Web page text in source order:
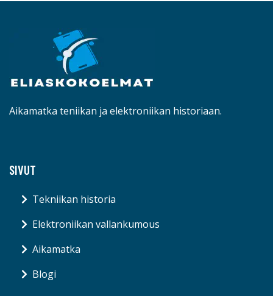
Aikamatka teniikan ja elektroniikan historiaan.
SIVUT
Tekniikan historia
Elektroniikan vallankumous
Aikamatka
Blogi